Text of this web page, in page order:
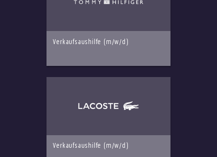
Verkaufsaushilfe (m/w/d)
Verkaufsaushilfe (m/w/d)